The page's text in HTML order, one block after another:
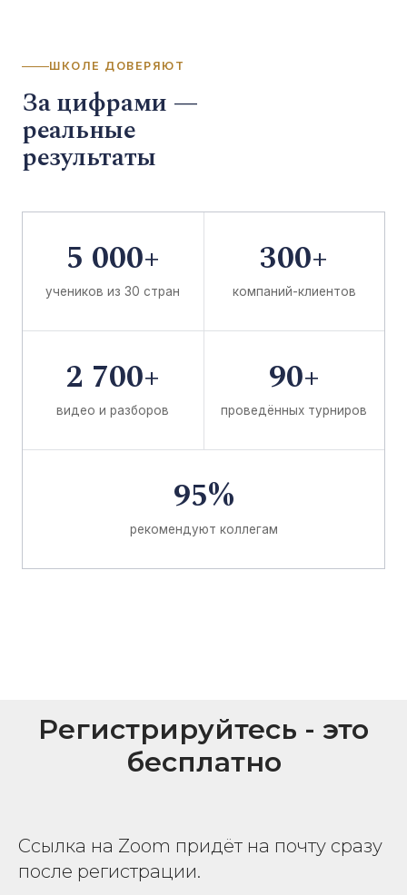
ШКОЛЕ ДОВЕРЯЮТ
За цифрами —
реальные
результаты
5 000+
учеников из 30 стран
300+
компаний-клиентов
2 700+
видео и разборов
90+
проведённых турниров
95%
рекомендуют коллегам
Регистрируйтесь - это
бесплатно
Ссылка на Zoom придёт на почту сразу
после регистрации.